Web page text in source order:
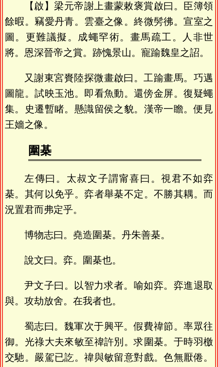
【啟】梁元帝謝上畫蒙敕褒賞啟曰。臣簿領
餘暇。竊愛丹青。雲臺之像。終微髣彿。宣室之
圖。更難議擬。成蠅罕術。畫馬疏工。人非世
將。恩深晉帝之賞。跡愧景山。寵踰魏皇之詔。
又謝東宮賚陸探微畫啟曰。工踰畫馬。巧邁
圖龍。試映玉池。即看魚動。還傍金屏。復疑蠅
集。史遷暫睹。懸識留侯之貌。漢帝一瞻。便見
王嬙之像。
圍棊
左傳曰。太叔文子謂甯喜曰。視君不如弈
棊。其何以免乎。弈者舉棊不定。不勝其耦。而
況置君而弗定乎。
博物志曰。堯造圍棊。丹朱善棊。
說文曰。弈。圍棊也。
尹文子曰。以智力求者。喻如弈。弈進退取
與。攻劫放舍。在我者也。
蜀志曰。魏軍次于興平。假費禕節。率眾往
御。光祿大夫來敏至禕許別。求圍棊。于時羽檄
交馳。嚴駕已訖。禕與敏留意對戲。色無厭倦。